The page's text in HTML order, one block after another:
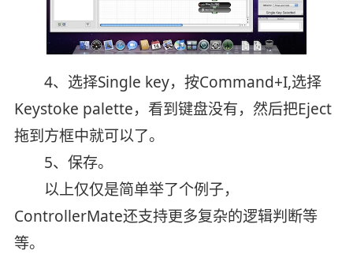
4、选择Single key，按Command+I,选择
Keystoke palette，看到键盘没有，然后把Eject
拖到方框中就可以了。
5、保存。
以上仅仅是简单举了个例子，
ControllerMate还支持更多复杂的逻辑判断等
等。